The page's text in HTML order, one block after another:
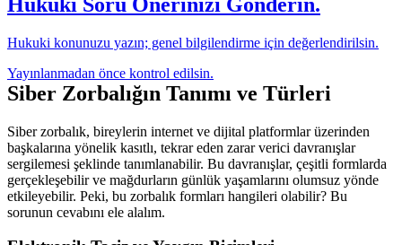
Hukuki konunuzu yazın; genel bilgilendirme için değerlendirilsin.
Yayınlanmadan önce kontrol edilsin.
Siber Zorbalığın Tanımı ve Türleri
Siber zorbalık, bireylerin internet ve dijital platformlar üzerinden
başkalarına yönelik kasıtlı, tekrar eden zarar verici davranışlar
sergilemesi şeklinde tanımlanabilir. Bu davranışlar, çeşitli formlarda
gerçekleşebilir ve mağdurların günlük yaşamlarını olumsuz yönde
etkileyebilir. Peki, bu zorbalık formları hangileri olabilir? Bu
sorunun cevabını ele alalım.